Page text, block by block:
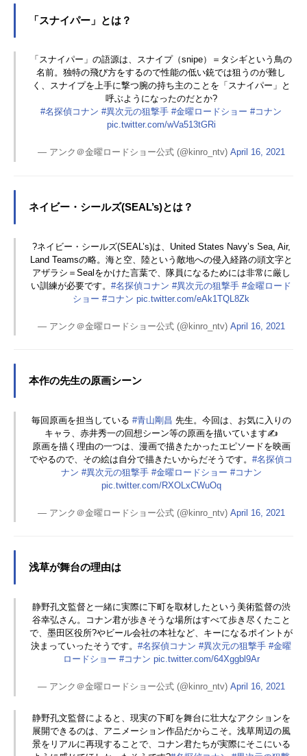
「スナイパー」とは？
「スナイパー」の語源は、スナイプ（snipe）＝タシギという鳥の
名前。独特の飛び方をするので性能の低い銃では狙うのが難し
く、スナイプを上手に撃つ腕の持ち主のことを「スナイパー」と
呼ぶようになったのだとか?
#名探偵コナン #異次元の狙撃手 #金曜ロードショー #コナン
pic.twitter.com/wVa513tGRi
— アンク＠金曜ロードショー公式 (@kinro_ntv) April 16, 2021
ネイビー・シールズ(SEAL’s)とは？
?ネイビー・シールズ(SEAL’s)は、United States Navy’s Sea, Air,
Land Teamsの略。海と空、陸という敵地への侵入経路の頭文字と
アザラシ＝Sealをかけた言葉で、隊員になるためには非常に厳し
い訓練が必要です。#名探偵コナン #異次元の狙撃手 #金曜ロード
ショー #コナン pic.twitter.com/eAk1TQL8Zk
— アンク＠金曜ロードショー公式 (@kinro_ntv) April 16, 2021
本作の先生の原画シーン
毎回原画を担当している #青山剛昌 先生。今回は、お気に入りの
キャラ、赤井秀一の回想シーン等の原画を描いています✍️
原画を描く理由の一つは、漫画で描きたかったエピソードを映画
でやるので、その絵は自分で描きたいからだそうです。#名探偵コ
ナン #異次元の狙撃手 #金曜ロードショー #コナン
pic.twitter.com/RXOLxCWuOq
— アンク＠金曜ロードショー公式 (@kinro_ntv) April 16, 2021
浅草が舞台の理由は
静野孔文監督と一緒に実際に下町を取材したという美術監督の渋
谷幸弘さん。コナン君が歩きそうな場所はすべて歩き尽くたこと
で、墨田区役所?やビール会社の本社など、キーになるポイントが
決まっていったそうです。#名探偵コナン #異次元の狙撃手 #金曜
ロードショー #コナン pic.twitter.com/64Xggbl9Ar
— アンク＠金曜ロードショー公式 (@kinro_ntv) April 16, 2021
静野孔文監督によると、現実の下町を舞台に壮大なアクションを
展開できるのは、アニメーション作品だからこそ。浅草周辺の風
景をリアルに再現することで、コナン君たちが実際にそこにいる